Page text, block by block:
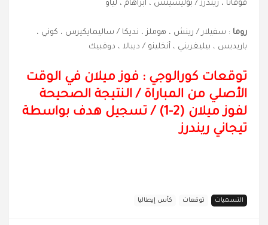
فوفانا ، ريندرز / بوليسيتش ، أبراهام ، لياو
روما : سفيلار / رينش ، هوملز ، نديكا / ساليمايكيرس ، كوني ،
باريديس ، بيليغريني ، أنخلينو / ديبالا ، دوفبيك
توقعات كورالوجي : فوز ميلان في الوقت
الأصلي من المباراة /النتيجة الصحيحة
لفوز ميلان (2-1) / تسجيل هدف بواسطة
تيجاني ريندرز
التسميات توقعات كأس إيطاليا